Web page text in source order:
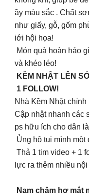
ầy màu sắc . Chất
như giấy, gỗ, gốm
iới hội họa!
Món quà hoàn hảo
và khéo léo!
KỀM NHẬT LÊN
1 FOLLOW!
Nhà Kềm Nhật
Cập nhật nhanh các
ps hữu ích cho dân
Ủng hộ tụi mình một
Thả 1 tim video + 1
lực ra thêm nhiều
Nam châm hơ mắt